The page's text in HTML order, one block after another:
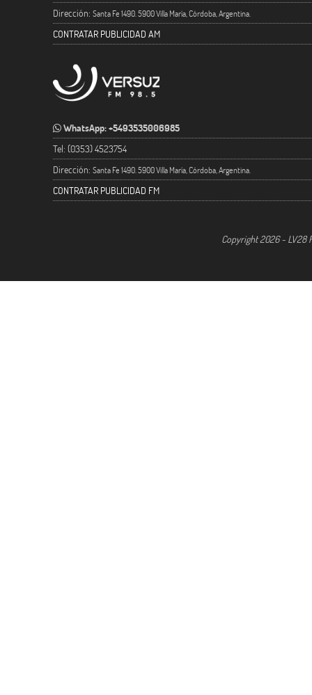
Dirección: Santa Fe 1490. 5900 Villa María, Córdoba, Argentina.
CONTRATAR PUBLICIDAD AM
WhatsApp: +5493535006985
Tel: (0353) 4523754
Dirección: Santa Fe 1490. 5900 Villa María, Córdoba, Argentina.
CONTRATAR PUBLICIDAD FM
Copyright 2026 - LV28